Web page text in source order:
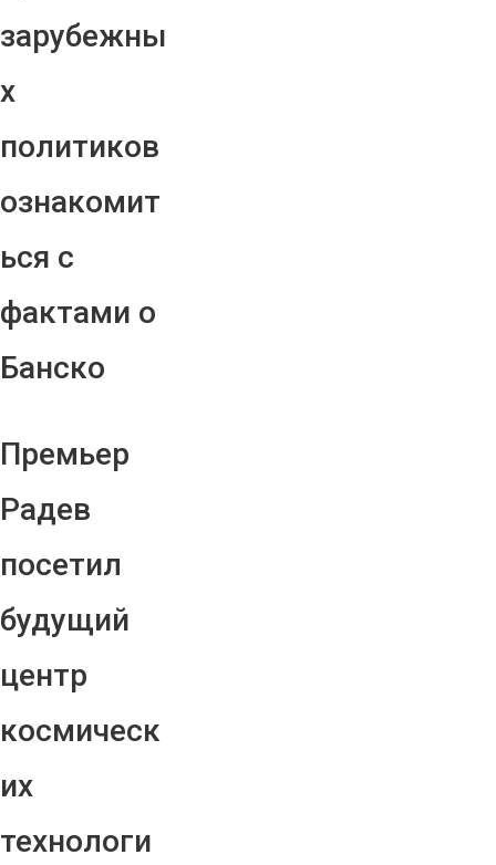
зарубежны
х
политиков
ознакомит
ься с
фактами о
Банско
Премьер
Радев
посетил
будущий
центр
космическ
их
технологи